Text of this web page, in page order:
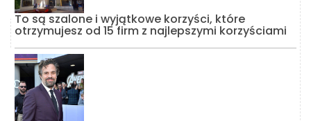
To są szalone i wyjątkowe korzyści, które
otrzymujesz od 15 firm z najlepszymi korzyściami